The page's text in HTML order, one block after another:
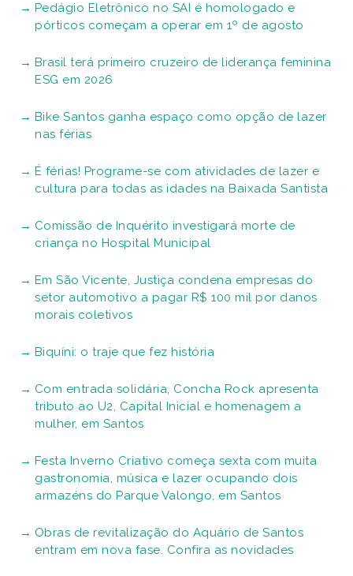
Pedágio Eletrônico no SAI é homologado e
pórticos começam a operar em 1º de agosto
Brasil terá primeiro cruzeiro de liderança feminina
ESG em 2026
Bike Santos ganha espaço como opção de lazer
nas férias
É férias! Programe-se com atividades de lazer e
cultura para todas as idades na Baixada Santista
Comissão de Inquérito investigará morte de
criança no Hospital Municipal
Em São Vicente, Justiça condena empresas do
setor automotivo a pagar R$ 100 mil por danos
morais coletivos
Biquíni: o traje que fez história
Com entrada solidária, Concha Rock apresenta
tributo ao U2, Capital Inicial e homenagem a
mulher, em Santos
Festa Inverno Criativo começa sexta com muita
gastronomia, música e lazer ocupando dois
armazéns do Parque Valongo, em Santos
Obras de revitalização do Aquário de Santos
entram em nova fase. Confira as novidades